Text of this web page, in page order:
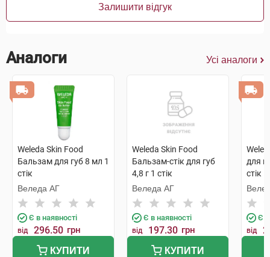
Залишити відгук
Аналоги Усі аналоги
Weleda Skin Food
Бальзам для губ 8 мл 1
стік
Веледа АГ
Є в наявності
від 296.50 грн
КУПИТИ
Weleda Skin Food
Бальзам-стік для губ
4,8 г 1 стік
Веледа АГ
Є в наявності
від 197.30 грн
КУПИТИ
для
стік
Є в
від